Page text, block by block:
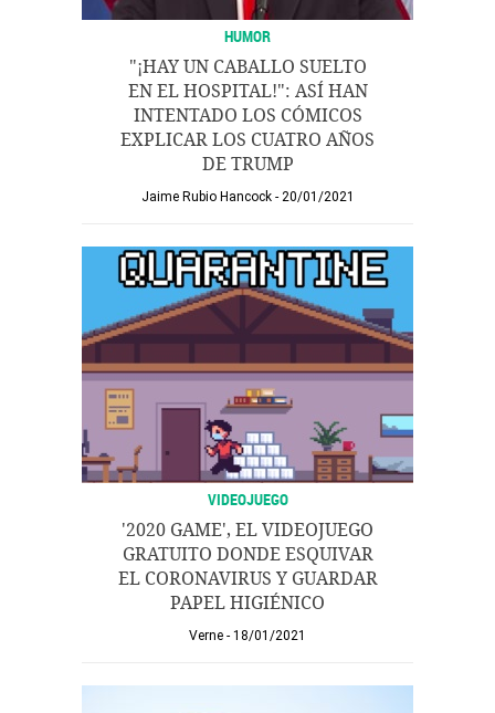
HUMOR
"¡HAY UN CABALLO SUELTO
EN EL HOSPITAL!": ASÍ HAN
INTENTADO LOS CÓMICOS
EXPLICAR LOS CUATRO AÑOS
DE TRUMP
Jaime Rubio Hancock 20/01/2021
VIDEOJUEGO
'2020 GAME', EL VIDEOJUEGO
GRATUITO DONDE ESQUIVAR
EL CORONAVIRUS Y GUARDAR
PAPEL HIGIÉNICO
Verne 18/01/2021